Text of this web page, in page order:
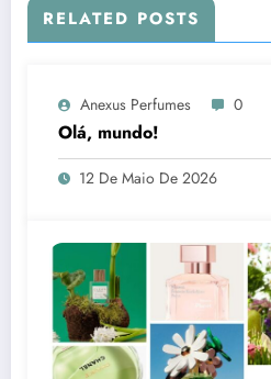
RELATED POSTS
Anexus Perfumes 0
Olá, mundo!
12 De Maio De 2026